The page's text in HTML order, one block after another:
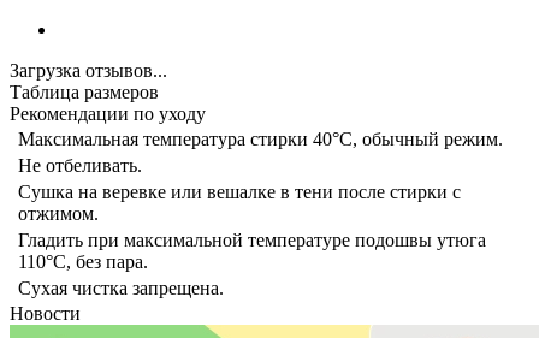
Загрузка отзывов...
Таблица размеров
Рекомендации по уходу
Максимальная температура стирки 40°C, обычный режим.
Не отбеливать.
Сушка на веревке или вешалке в тени после стирки с
отжимом.
Гладить при максимальной температуре подошвы утюга
110°C, без пара.
Сухая чистка запрещена.
Новости